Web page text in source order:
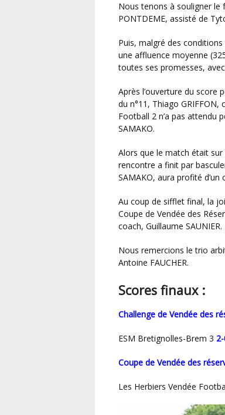
Nous tenons à souligner le fairplay des 2 équipes et le très bon arbitrage de Maxime
PONTDEME, assisté de
Puis, malgré des conditions atmosphériques très compliquées (froid, vent et pluie), et devant
une affluence moyenne
toutes ses promesses,
Après l’ouverture du score pour Les Herbiers Vendée Football 4, sur un magnifique coup franc
du n°11, Thiago
Football 2 n’a pas attendu
SAMAKO.
Alors que le match était sur la fin, et que tout le public s’attendait aux prolongations, la
rencontre a finit par
SAMAKO, aura profité
Au coup de sifflet final, la joie était immense du côté de Montaigu, le club remportant la
Coupe de Vendée des
coach, Guillaume SAUNIER.
Nous remercions le trio arbitral pour sa prestation : Mathieu GACHOT, Nicolas TAPON et
Antoine FAUCHER.
Scores finaux :
Challenge de Vendée des
ESM Bretignolles-Brem 3
Coupe de Vendée des
Les Herbiers Vendée